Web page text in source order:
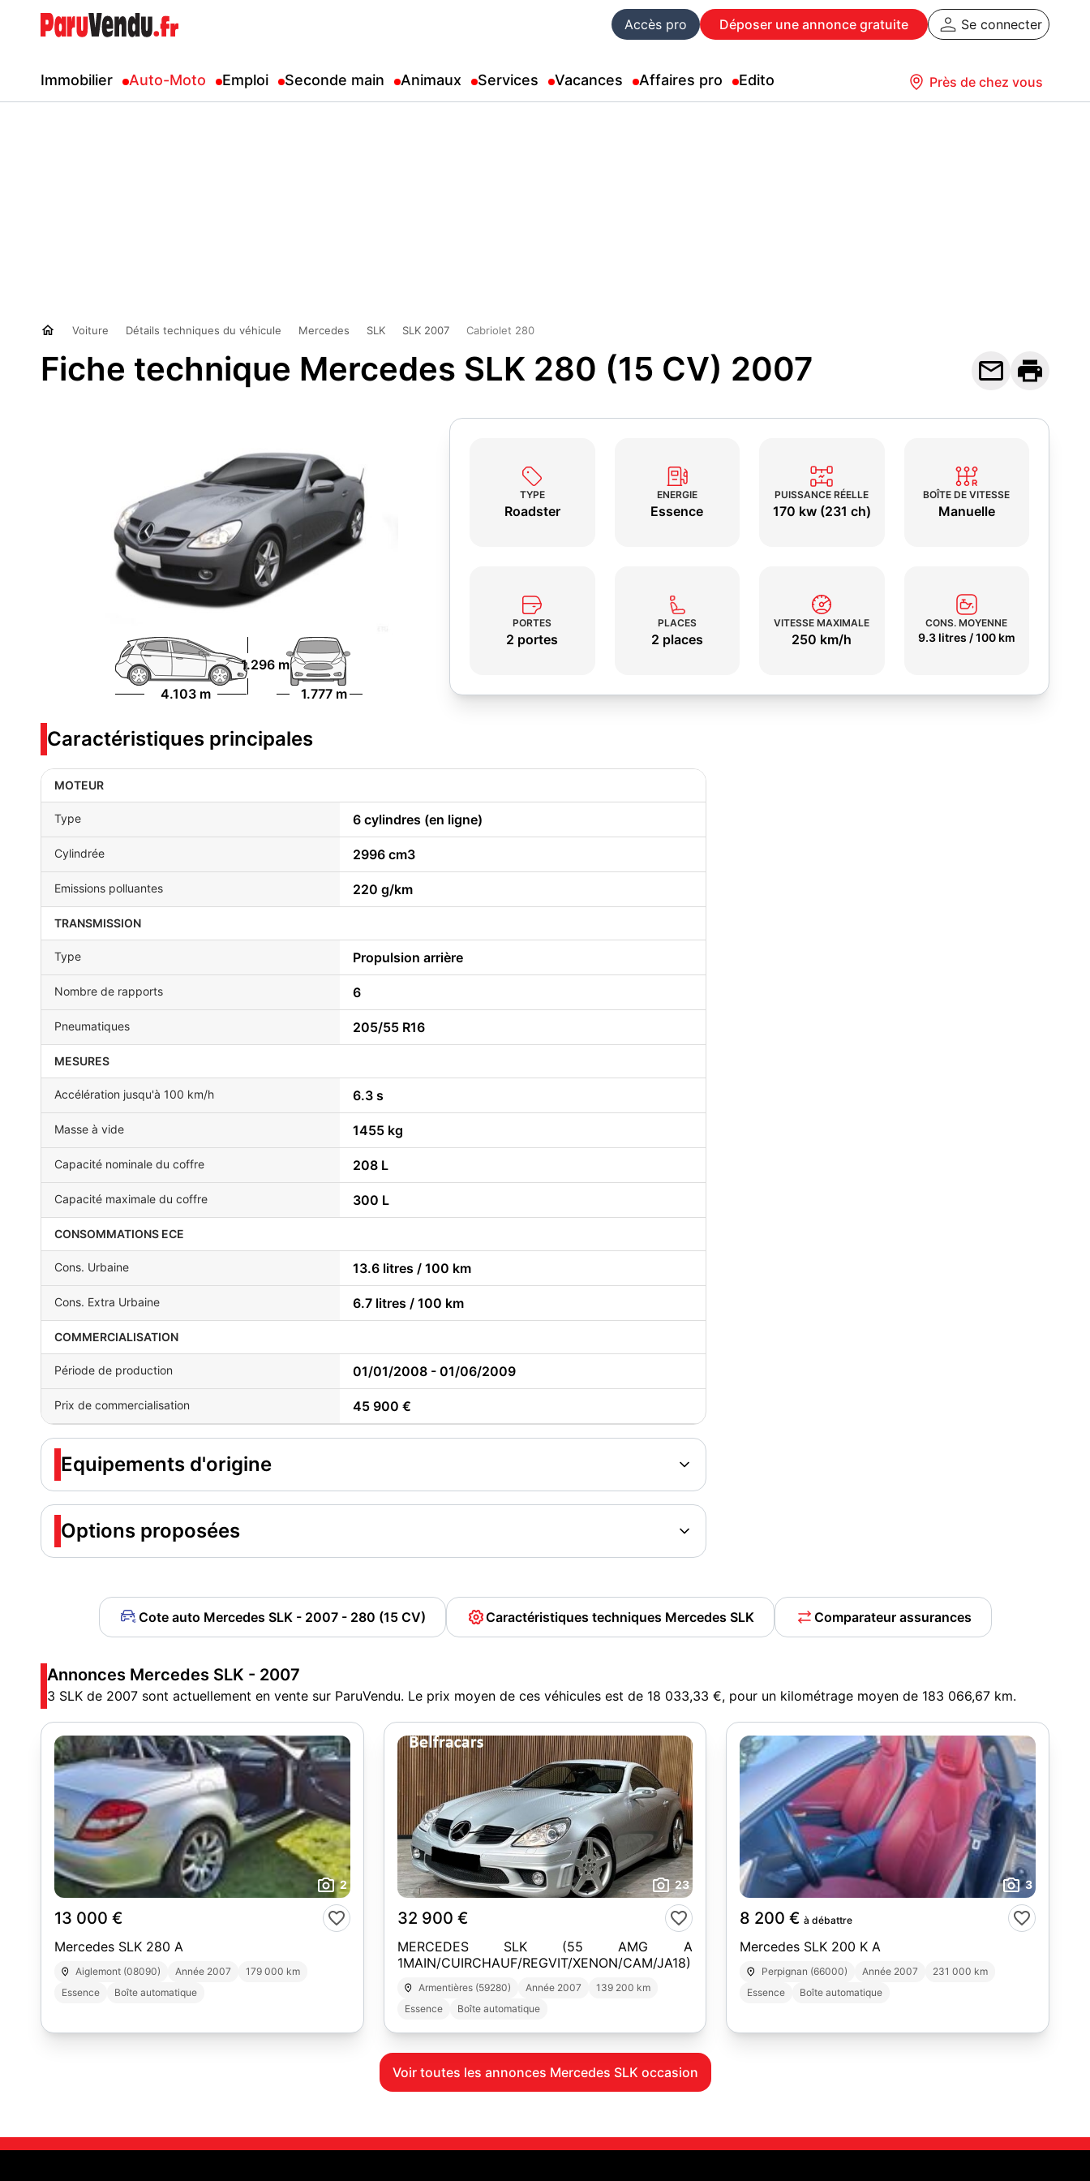
Accès pro Déposer une annonce gratuite Se connecter
Immobilier Auto-Moto Emploi Seconde main Animaux Services Vacances Affaires pro Edito Près de chez vous
Voiture Détails techniques du véhicule Mercedes SLK SLK 2007 Cabriolet 280
Fiche technique Mercedes SLK 280 (15 CV) 2007  
4.103 m 1.777 m
1.296 m
TYPE
Roadster
ENERGIE
Essence
PUISSANCE RÉELLE
170 kw (231 ch)
BOÎTE DE VITESSE
Manuelle
PORTES
2 portes
PLACES
2 places
VITESSE MAXIMALE
250 km/h
CONS. MOYENNE
9.3 litres / 100 km
Caractéristiques principales
MOTEUR
Type 6 cylindres (en ligne)
Cylindrée 2996 cm3
Emissions polluantes 220 g/km
TRANSMISSION
Type Propulsion arrière
Nombre de rapports 6
Pneumatiques 205/55 R16
MESURES
Accélération jusqu'à 100 km/h 6.3 s
Masse à vide 1455 kg
Capacité nominale du coffre 208 L
Capacité maximale du coffre 300 L
CONSOMMATIONS ECE
Cons. Urbaine 13.6 litres / 100 km
Cons. Extra Urbaine 6.7 litres / 100 km
COMMERCIALISATION
Période de production 01/01/2008 - 01/06/2009
Prix de commercialisation 45 900 €
Equipements d'origine
Options proposées
Cote auto Mercedes SLK - 2007 - 280 (15 CV) Caractéristiques techniques Mercedes SLK Comparateur assurances
Annonces Mercedes SLK - 2007
3 SLK de 2007 sont actuellement en vente sur ParuVendu. Le prix moyen de ces véhicules est de 18 033,33 €, pour un kilométrage moyen de 183 066,67 km.
2
13 000 €
Mercedes SLK 280 A
Aiglemont (08090) Année 2007
179 000 km
Essence
Boîte automatique
23
32 900 €
MERCEDES SLK (55 AMG A
1MAIN/CUIRCHAUF/REGVIT/XENON/CAM/JA18)
Armentières (59280) Année 2007
139 200 km
Essence
Boîte automatique
3
8 200 €à débattre
Mercedes SLK 200 K A
Perpignan (66000) Année 2007
231 000 km
Essence
Boîte automatique
Voir toutes les annonces Mercedes SLK occasion